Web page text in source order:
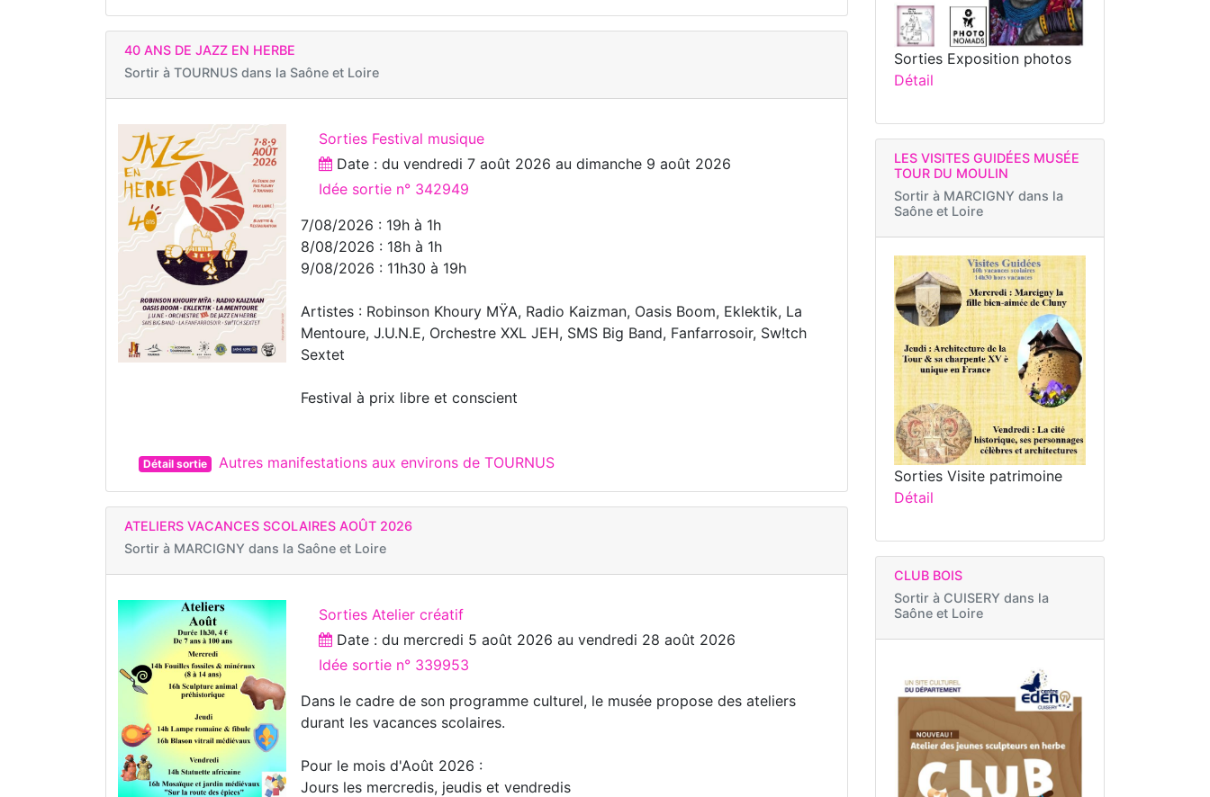
40 ANS DE JAZZ EN HERBE
Sortir à TOURNUS dans la Saône et Loire
Sorties Festival musique
Date : duvendredi 7 août 2026 audimanche 9 août 2026
Idée sortie n° 342949
7/08/2026 : 19h à 1h
8/08/2026 : 18h à 1h
9/08/2026 : 11h30 à 19h
Artistes : Robinson Khoury MŸA, Radio Kaizman, Oasis Boom, Eklektik, La
Mentoure, J.U.N.E, Orchestre XXL JEH, SMS Big Band, Fanfarrosoir, Sw!tch
Sextet
Festival à prix libre et conscient
Détail sortie Autres manifestations aux environs de TOURNUS
ATELIERS VACANCES SCOLAIRES AOÛT 2026
Sortir à MARCIGNY dans la Saône et Loire
Sorties Atelier créatif
Date : du mercredi 5 août 2026 auvendredi 28 août 2026
Idée sortie n° 339953
Dans le cadre de son programme culturel, le musée propose des ateliers
durant les vacances scolaires.
Pour le mois d'Août 2026 :
Jours les mercredis, jeudis et vendredis
Sorties Exposition photos
Détail
LES VISITES GUIDÉES MUSÉE
TOUR DU MOULIN
Sortir à MARCIGNY dans la
Saône et Loire
Sorties Visite patrimoine
Détail
CLUB BOIS
Sortir à CUISERY dans la
Saône et Loire